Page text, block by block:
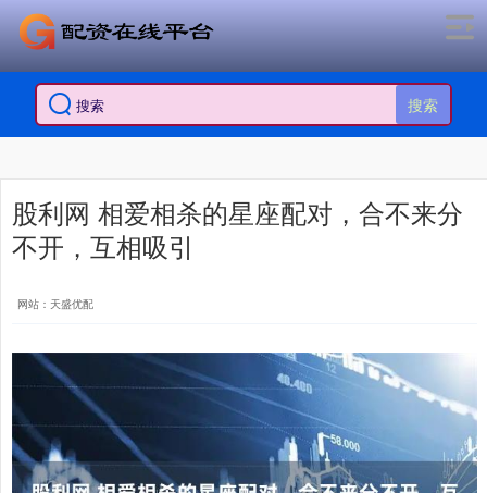
搜索
股利网 相爱相杀的星座配对，合不来分
不开，互相吸引
网站：天盛优配